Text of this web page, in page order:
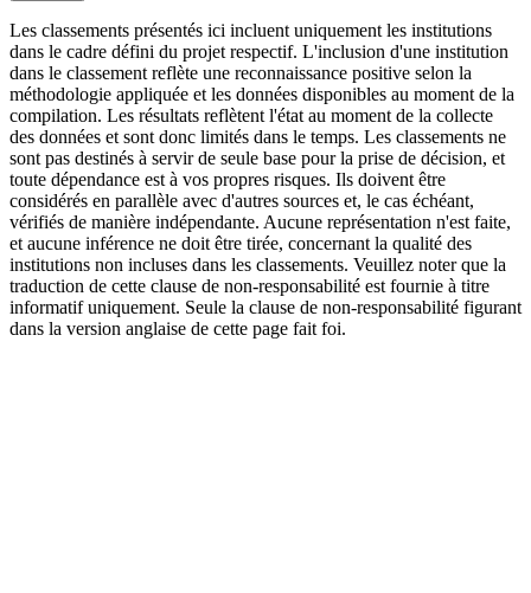
Les classements présentés ici incluent uniquement les institutions
dans le cadre défini du projet respectif. L'inclusion d'une institution
dans le classement reflète une reconnaissance positive selon la
méthodologie appliquée et les données disponibles au moment de la
compilation. Les résultats reflètent l'état au moment de la collecte
des données et sont donc limités dans le temps. Les classements ne
sont pas destinés à servir de seule base pour la prise de décision, et
toute dépendance est à vos propres risques. Ils doivent être
considérés en parallèle avec d'autres sources et, le cas échéant,
vérifiés de manière indépendante. Aucune représentation n'est faite,
et aucune inférence ne doit être tirée, concernant la qualité des
institutions non incluses dans les classements. Veuillez noter que la
traduction de cette clause de non-responsabilité est fournie à titre
informatif uniquement. Seule la clause de non-responsabilité figurant
dans la version anglaise de cette page fait foi.